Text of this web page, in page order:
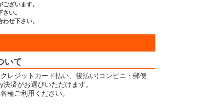
ざいます。
い。
せ下さい。
いて
レジットカード払い、後払い(コンビニ・郵便
済がお選びいただけます。
種ご利用ください。